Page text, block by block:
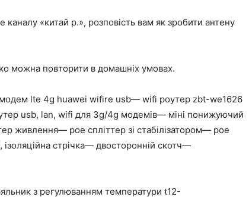
каналу «китай р.», розповість вам як зробити антену
можна повторити в домашніх умовах.
модем lte 4g huawei wifire usb— wifi роутер zbt-we1626
usb, lan, wifi для 3g/4g модемів— міні понижуючий
живлення— poe спліттер зі стабілізатором— poe
стрічка— двосторонній скотч—
з регулюванням температури t12-